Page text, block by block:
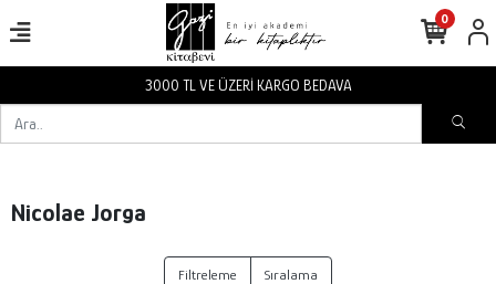
3000 TL VE ÜZERİ KARGO BEDAVA
0
Nicolae Jorga
Filtreleme Sıralama